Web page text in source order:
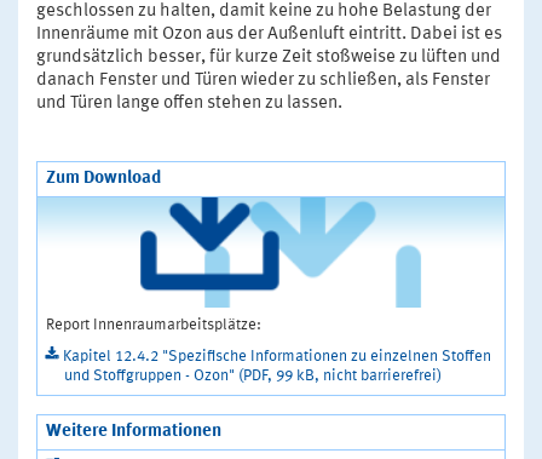
geschlossen zu halten, damit keine zu hohe Belastung der
Innenräume mit Ozon aus der Außenluft eintritt. Dabei ist es
grundsätzlich besser, für kurze Zeit stoßweise zu lüften und
danach Fenster und Türen wieder zu schließen, als Fenster
und Türen lange offen stehen zu lassen.
Zum Download
Report Innenraumarbeitsplätze:
Kapitel 12.4.2 "Spezifische Informationen zu einzelnen Stoffen
und Stoffgruppen - Ozon" (PDF, 99 kB, nicht barrierefrei)
Weitere Informationen